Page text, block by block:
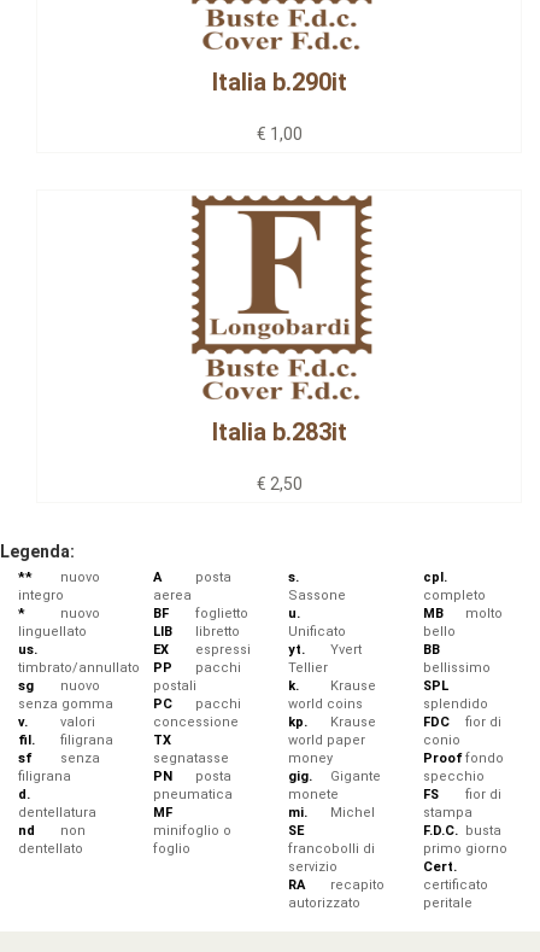
Italia b.290it
€ 1,00
Italia b.283it
€ 2,50
Legenda:
**
nuovo
integro
*
nuovo
linguellato
us.
timbrato/annullato
sg
nuovo
senza gomma
v.
valori
fil.
filigrana
sf
senza
filigrana
d.
dentellatura
nd
non
dentellato
A
posta
aerea
BF
foglietto
LIB
libretto
EX
espressi
PP
pacchi
postali
PC
pacchi
concessione
TX
segnatasse
PN
posta
pneumatica
MF
minifoglio o
foglio
s.
Sassone
u.
Unificato
yt.
Yvert
Tellier
k.
Krause
world coins
kp.
Krause
world paper
money
gig.
Gigante
monete
mi.
Michel
SE
francobolli di
servizio
RA
recapito
autorizzato
cpl.
completo
MB
molto
bello
BB
bellissimo
SPL
splendido
FDC
fior di
conio
Prooffondo
specchio
FS
fior di
stampa
F.D.C. busta
primo giorno
Cert.
certificato
peritale